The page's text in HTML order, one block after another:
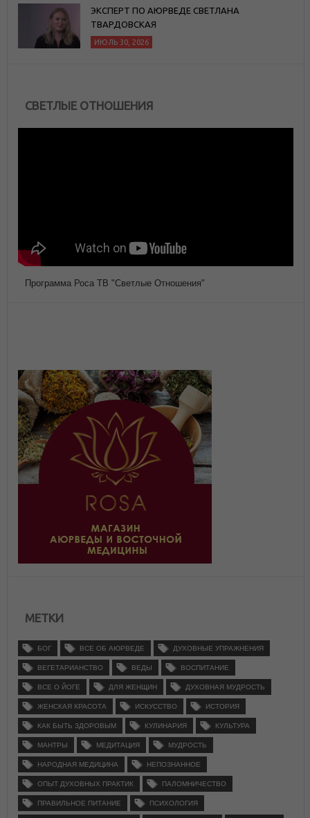
ЭКСПЕРТ ПО АЮРВЕДЕ СВЕТЛАНА
ТВАРДОВСКАЯ
ИЮЛЬ 30, 2026
СВЕТЛЫЕ ОТНОШЕНИЯ
Программа Роса ТВ "Светлые Отношения"
МЕТКИ
БОГ ВСЕ ОБ АЮРВЕДЕ ДУХОВНЫЕ УПРАЖНЕНИЯ
ВЕГЕТАРИАНСТВО ВЕДЫ ВОСПИТАНИЕ
ВСЕ О ЙОГЕ ДЛЯ ЖЕНЩИН ДУХОВНАЯ МУДРОСТЬ
ЖЕНСКАЯ КРАСОТА ИСКУССТВО ИСТОРИЯ
КАК БЫТЬ ЗДОРОВЫМ КУЛИНАРИЯ КУЛЬТУРА
МАНТРЫ МЕДИТАЦИЯ МУДРОСТЬ
НАРОДНАЯ МЕДИЦИНА НЕПОЗНАННОЕ
ОПЫТ ДУХОВНЫХ ПРАКТИК ПАЛОМНИЧЕСТВО
ПРАВИЛЬНОЕ ПИТАНИЕ ПСИХОЛОГИЯ